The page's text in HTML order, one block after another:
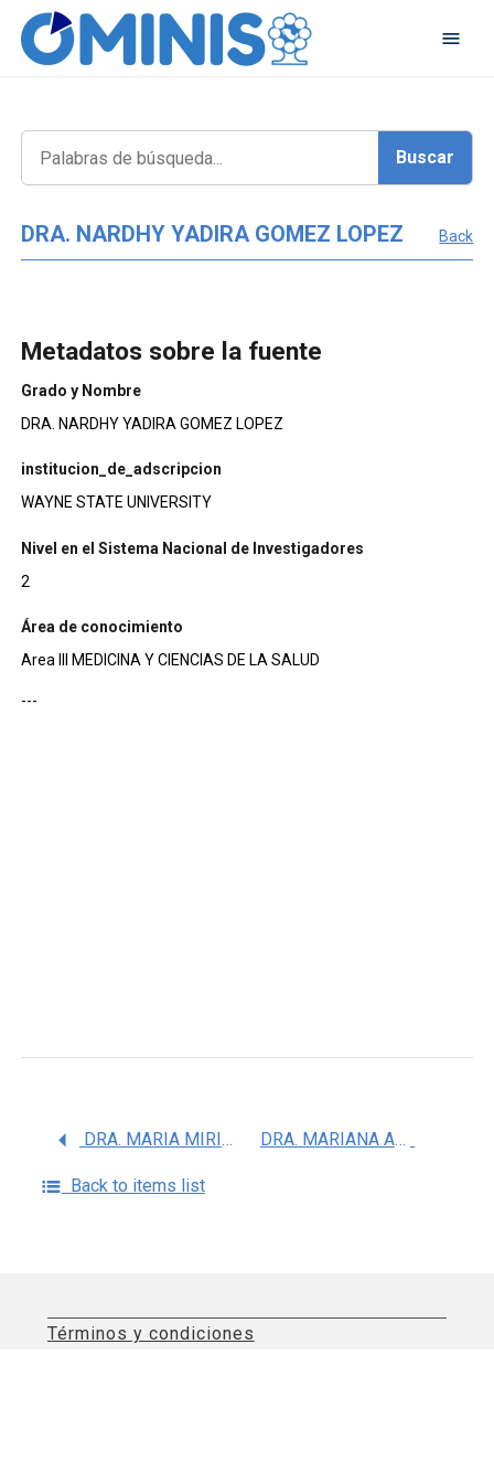
DRA. NARDHY YADIRA GOMEZ LOPEZ Back
Metadatos sobre la fuente
Grado y Nombre
DRA. NARDHY YADIRA GOMEZ LOPEZ
institucion_de_adscripcion
WAYNE STATE UNIVERSITY
Nivel en el Sistema Nacional de Investigadores
2
Área de conocimiento
Area III MEDICINA Y CIENCIAS DE LA SALUD
---
DRA. MARIA MIRIAM JACOME SOSA DRA. MARIANA ANGOA PEREZ
Back to items list
Términos y condiciones